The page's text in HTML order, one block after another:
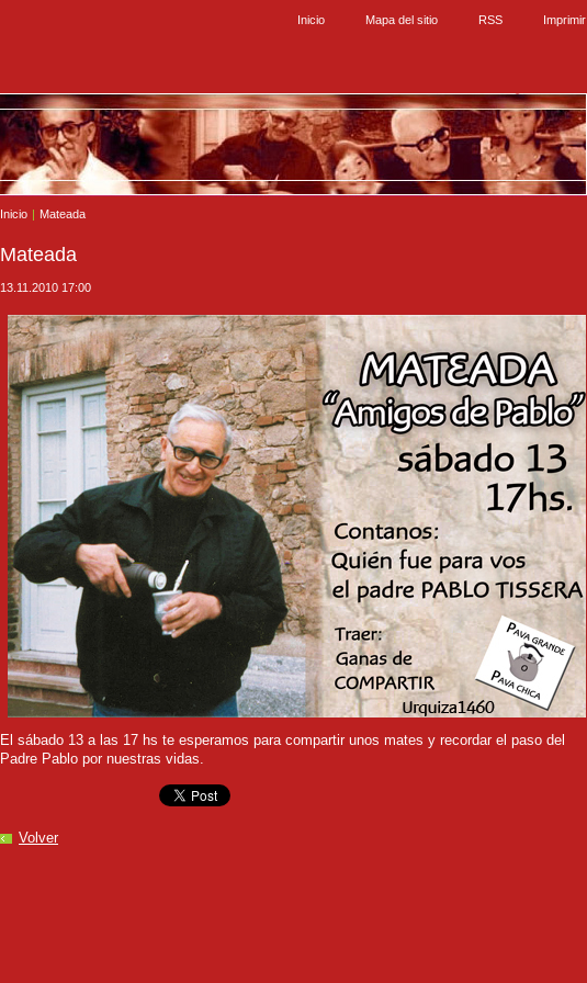
Inicio | Mateada
Mateada
13.11.2010 17:00
El sábado 13 a las 17 hs te esperamos para compartir unos mates y recordar el paso del
Padre Pablo por nuestras vidas.
Volver
Inicio Mapa del sitio RSS Imprimir